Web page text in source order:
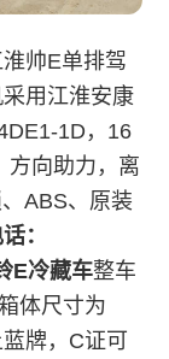
淮帅E单排驾
用江淮安康
1D，16
方向助力，离
ABS、原装
：
E冷藏车整车
体尺寸为
牌，C证可